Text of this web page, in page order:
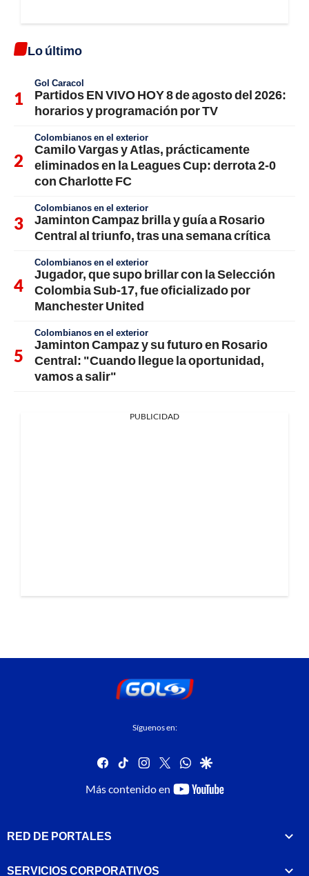
Lo último
Gol Caracol
Partidos EN VIVO HOY 8 de agosto del 2026:
horarios y programación por TV
Colombianos en el exterior
Camilo Vargas y Atlas, prácticamente
eliminados en la Leagues Cup: derrota 2-0
con Charlotte FC
Colombianos en el exterior
Jaminton Campaz brilla y guía a Rosario
Central al triunfo, tras una semana crítica
Colombianos en el exterior
Jugador, que supo brillar con la Selección
Colombia Sub-17, fue oficializado por
Manchester United
Colombianos en el exterior
Jaminton Campaz y su futuro en Rosario
Central: "Cuando llegue la oportunidad,
vamos a salir"
PUBLICIDAD
Síguenos en:
facebook
tiktok instagram
twitterwhatsapp
google
Más contenido en
youtube-
RED DE PORTALES
SERVICIOS CORPORATIVOS